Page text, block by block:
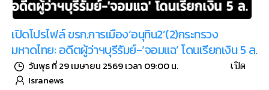
เปิดโปรไฟล์ ขรก.การเมือง‘อนุทิน2’(2)กระทรวง
มหาดไทย: อดีตผู้ว่าฯบุรีรัมย์-‘จอมแฉ’ โดนเรียกเงิน 5 ล.
วันพุธ ที่ 29 เมษายน 2569 เวลา 09:00 น.
Isranews
เปิด